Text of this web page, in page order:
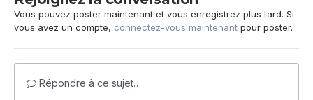
Vous pouvez poster maintenant et vous enregistrez plus tard. Si
vous avez un compte, connectez-vous maintenant pour poster.
Répondre à ce sujet…